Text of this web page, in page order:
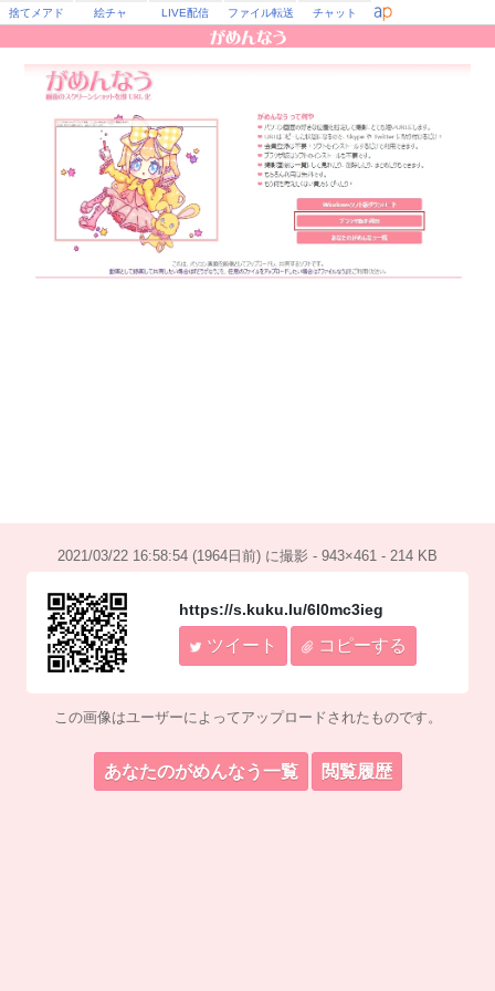
捨てメアド 絵チャ LIVE配信 ファイル転送 チャット
2021/03/22 16:58:54 (1964日前) に撮影 - 943×461 - 214 KB
https://s.kuku.lu/6l0mc3ieg
ツイート コピーする
この画像はユーザーによってアップロードされたものです。
あなたのがめんなう一覧 閲覧履歴